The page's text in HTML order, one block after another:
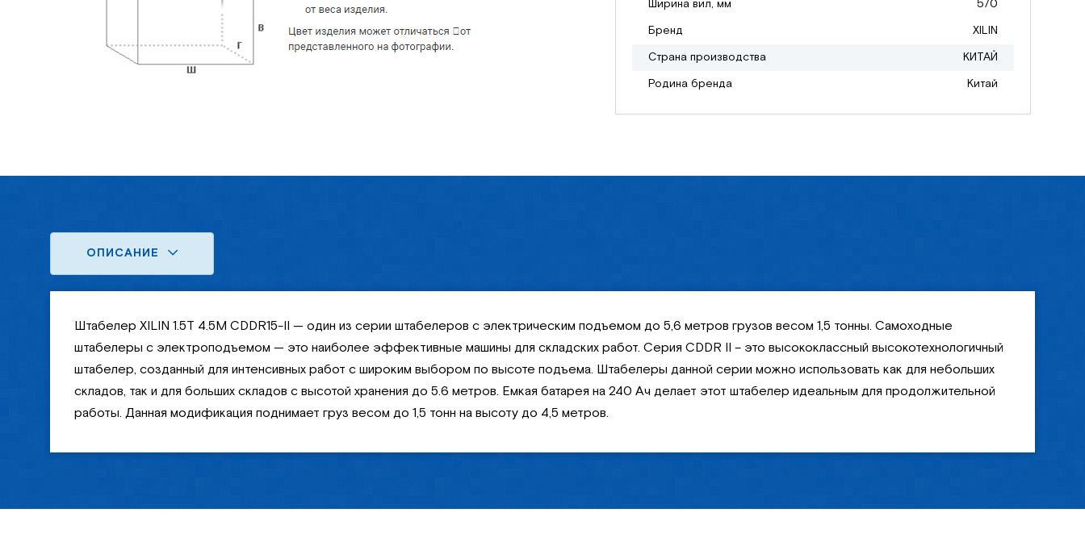
Ширина вил, мм
570
Бренд
XILIN
Страна производства
КИТАЙ
Родина бренда
Китай
ОПИСАНИЕ
Штабелер XILIN 1.5Т 4.5М CDDR15-II — один из серии штабелеров с электрическим подъемом до 5,6 метров грузов весом 1,5 тонны. Самоходные
штабелеры с электроподъемом — это наиболее эффективные машины для складских работ. Серия CDDR II – это высококлассный высокотехнологичный
штабелер, созданный для интенсивных работ с широким выбором по высоте подъема. Штабелеры данной серии можно использовать как для небольших
складов, так и для больших складов с высотой хранения до 5.6 метров. Емкая батарея на 240 Ач делает этот штабелер идеальным для продолжительной
работы. Данная модификация поднимает груз весом до 1,5 тонн на высоту до 4,5 метров.